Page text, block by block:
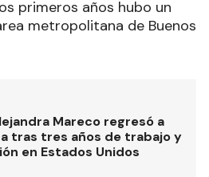
primeros años hubo un
metropolitana de Buenos
Mareco regresó a
tras tres años de trabajo y
en Estados Unidos